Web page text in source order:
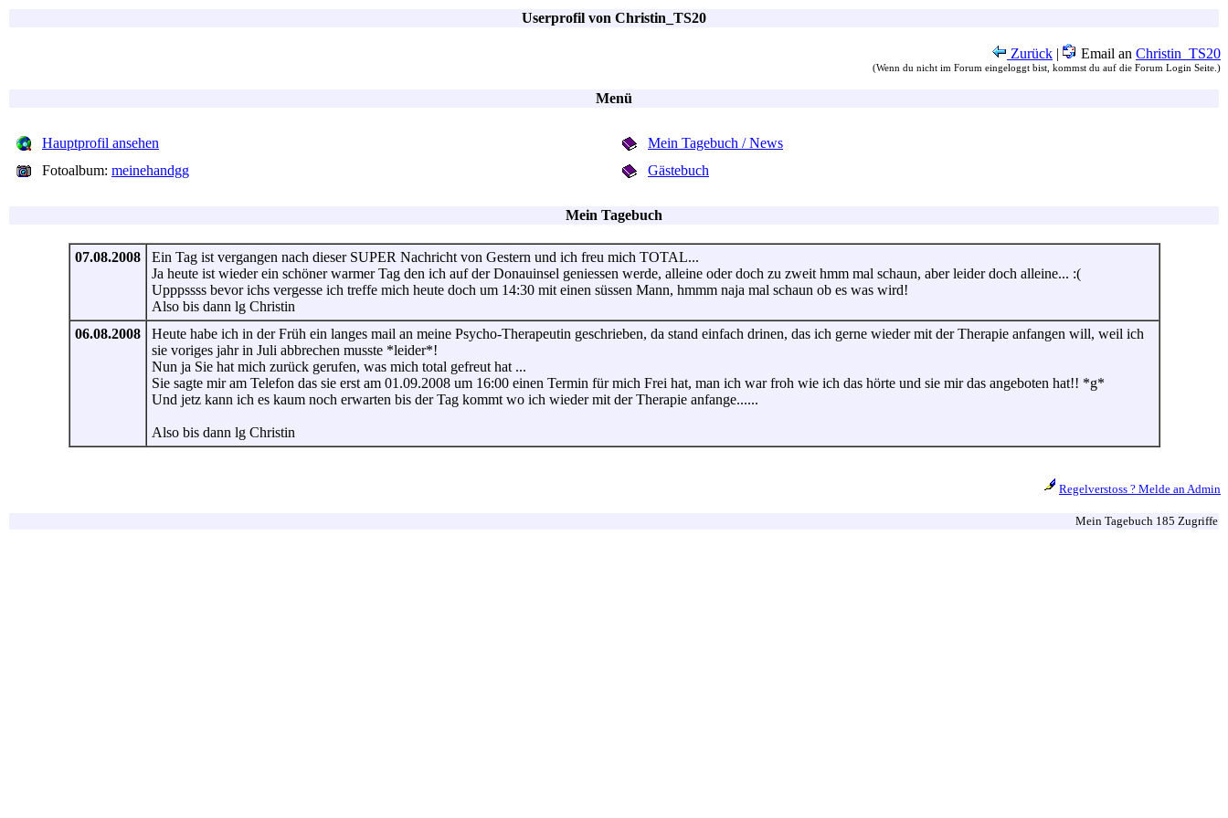
Userprofil von Christin_TS20
Zurück | Email an Christin_TS20
(Wenn du nicht im Forum eingeloggt bist, kommst du auf die Forum Login Seite.)
Menü
Hauptprofil ansehen
Fotoalbum: meinehandgg
Mein Tagebuch / News
Gästebuch
Mein Tagebuch
07.08.2008
Ein Tag ist vergangen nach dieser SUPER Nachricht von Gestern und ich freu mich TOTAL...
Ja heute ist wieder ein schöner warmer Tag den ich auf der Donauinsel geniessen werde, alleine oder doch zu zweit hmm mal schaun, aber leider doch alleine... :(
Upppssss bevor ichs vergesse ich treffe mich heute doch um 14:30 mit einen süssen Mann, hmmm naja mal schaun ob es was wird!
Also bis dann lg Christin
06.08.2008
Heute habe ich in der Früh ein langes mail an meine Psycho-Therapeutin geschrieben, da stand einfach drinen, das ich gerne wieder mit der Therapie anfangen will, weil ich
sie voriges jahr in Juli abbrechen musste *leider*!
Nun ja Sie hat mich zurück gerufen, was mich total gefreut hat ...
Sie sagte mir am Telefon das sie erst am 01.09.2008 um 16:00 einen Termin für mich Frei hat, man ich war froh wie ich das hörte und sie mir das angeboten hat!! *g*
Und jetz kann ich es kaum noch erwarten bis der Tag kommt wo ich wieder mit der Therapie anfange......
Also bis dann lg Christin
Regelverstoss ? Melde an Admin
Mein Tagebuch 185 Zugriffe